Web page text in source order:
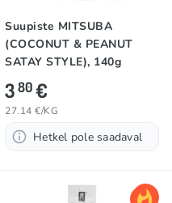
Suupiste MITSUBA
(COCONUT & PEANUT
SATAY STYLE), 140g
380€
27.14 €/KG
Hetkel pole saadaval